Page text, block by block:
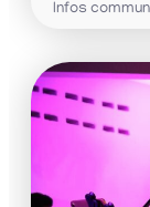
Infos